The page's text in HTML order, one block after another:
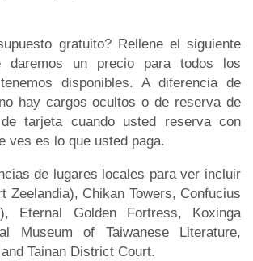
gratuito? Rellene el siguiente
daremos un precio para todos los
disponibles. A diferencia de
hay cargos ocultos o de reserva de
tarjeta cuando usted reserva con
ves es lo que usted paga.
de lugares locales para ver incluir
Zeelandia), Chikan Towers, Confucius
Eternal Golden Fortress, Koxinga
Museum of Taiwanese Literature,
Tainan District Court.